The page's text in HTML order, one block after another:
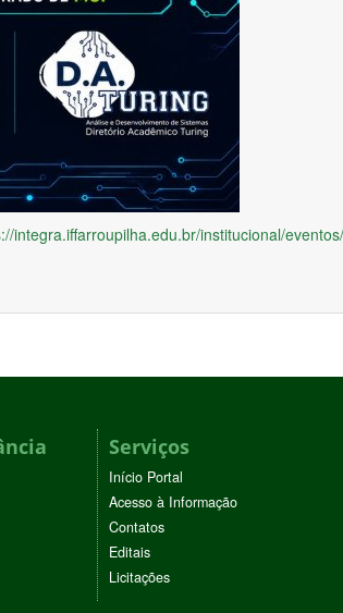
integra.iffarroupilha.edu.br/institucional/eventos/
Serviços
Início Portal
Acesso à Informação
Contatos
Editais
Licitações